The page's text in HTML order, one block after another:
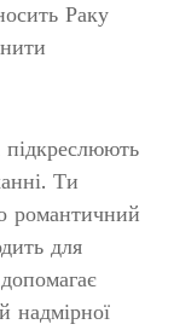
Раку
підкреслюють
Ти
романтичний
для
надмірної